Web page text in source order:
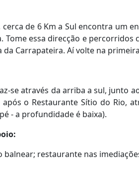
de 6 Km a Sul encontra um
Tome essa direcção e
da Carrapateira. Aí volte na
se através da arriba a sul, junto
o Restaurante Sítio do Rio,
- a profundidade é baixa).
restaurante nas